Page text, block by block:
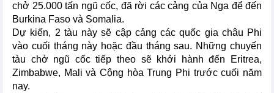
chở 25.000 tấn ngũ cốc, đã rời các cảng của Nga để đến
Burkina Faso và Somalia.
Dự kiến, 2 tàu này sẽ cập cảng các quốc gia châu Phi
vào cuối tháng này hoặc đầu tháng sau. Những chuyến
tàu chở ngũ cốc tiếp theo sẽ khởi hành đến Eritrea,
Zimbabwe, Mali và Cộng hòa Trung Phi trước cuối năm
nay.